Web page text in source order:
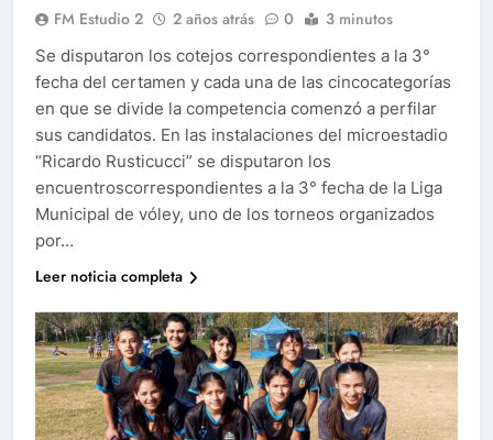
FM Estudio 2 2 años atrás 0 3 minutos
Se disputaron los cotejos correspondientes a la 3°
fecha del certamen y cada una de las cincocategorías
en que se divide la competencia comenzó a perfilar
sus candidatos. En las instalaciones del microestadio
“Ricardo Rusticucci” se disputaron los
encuentroscorrespondientes a la 3° fecha de la Liga
Municipal de vóley, uno de los torneos organizados
por…
Leer noticia completa